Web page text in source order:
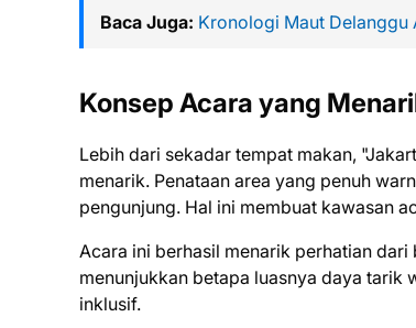
Baca Juga: Kronologi Maut Delanggu
Konsep Acara yang
Lebih dari sekadar tempat makan,
menarik. Penataan area yang penuh
pengunjung. Hal ini membuat kawasan
Acara ini berhasil menarik perhatian
menunjukkan betapa luasnya daya tarik
inklusif.